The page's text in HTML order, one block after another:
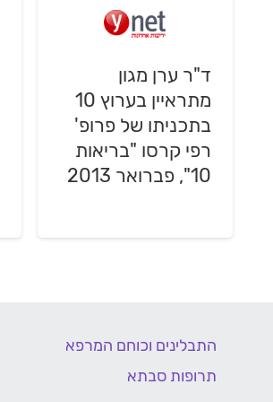
ד"ר ערן מגון
מתראיין בערוץ 10
בתכניתו של פרופ'
רפי קרסו "בריאות
10", פברואר 2013
התבלינים וכוחם המרפא
תרופות סבתא